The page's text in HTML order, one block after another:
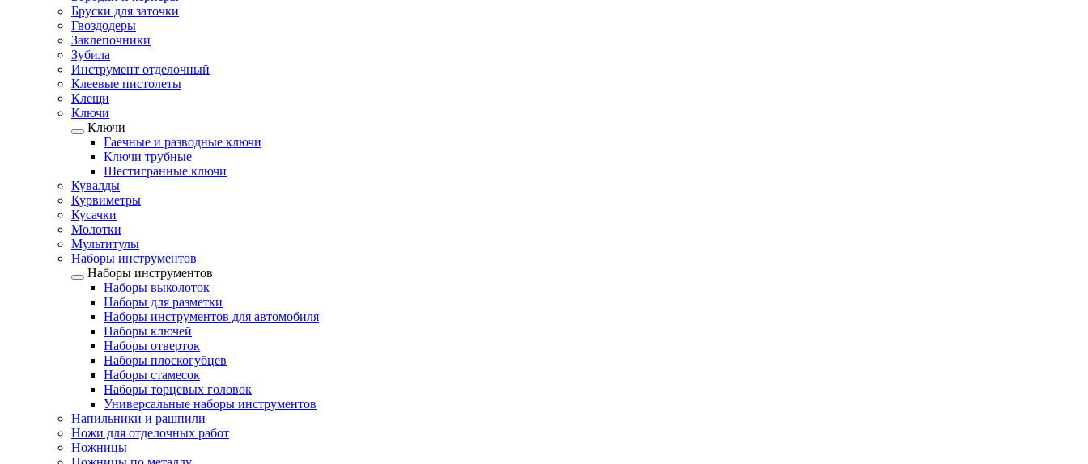
Бруски для заточки
Гвоздодеры
Заклепочники
Зубила
Инструмент отделочный
Клеевые пистолеты
Клещи
Ключи
Ключи
Гаечные и разводные ключи
Ключи трубные
Шестигранные ключи
Кувалды
Курвиметры
Кусачки
Молотки
Мультитулы
Наборы инструментов
Наборы инструментов
Наборы выколоток
Наборы для разметки
Наборы инструментов для автомобиля
Наборы ключей
Наборы отверток
Наборы плоскогубцев
Наборы стамесок
Наборы торцевых головок
Универсальные наборы инструментов
Напильники и рашпили
Ножи для отделочных работ
Ножницы